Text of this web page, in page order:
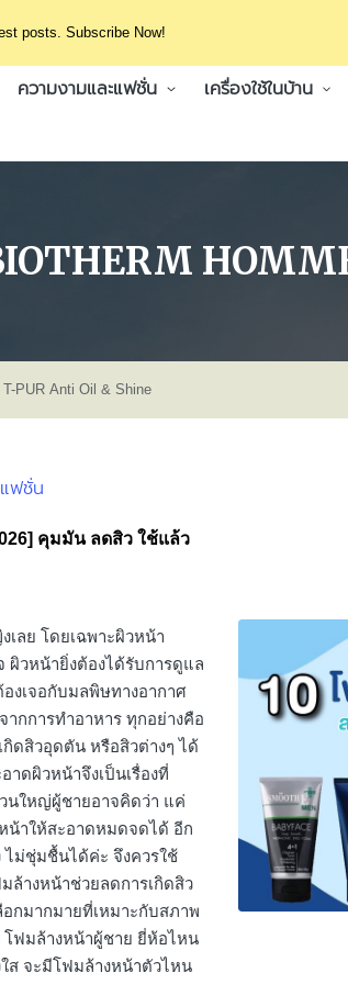
posts. Subscribe Now!
ความงามและแฟชั่น เครื่องใช้ในบ้าน
PUR Anti Oil & Shine
ฟชั่น
คุมมัน ลดสิว ใช้แล้ว
ลย โดยเฉพาะผิวหน้า
ผิวหน้ายิ่งต้องได้รับการดูแล
งเจอกับมลพิษทางอากาศ
กการทำอาหาร ทุกอย่างคือ
ดสิวอุดตัน หรือสิวต่างๆ ได้
ดผิวหน้าจึงเป็นเรื่องที่
นใหญ่ผู้ชายอาจคิดว่า แค่
น้าให้สะอาดหมดจดได้ อีก
ไม่ชุ่มชื้นได้ค่ะ จึงควรใช้
ล้างหน้าช่วยลดการเกิดสิว
กมากมายที่เหมาะกับสภาพ
ฟมล้างหน้าผู้ชาย ยี่ห้อไหน
ส จะมีโฟมล้างหน้าตัวไหน